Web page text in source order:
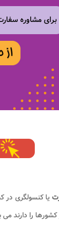
برای مشاوره
یا کنسولگری در
کشورها را دارند